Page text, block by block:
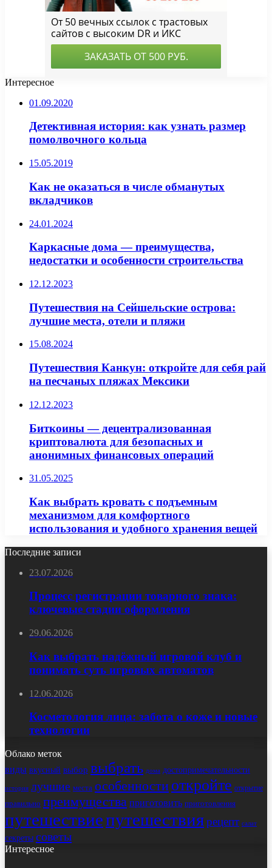
Интересное
01.09.2020
Детективная история: как узнать размер
помолвочного кольца
15.05.2019
Как не оказаться в числе обманутых
вкладчиков
24.01.2024
Каркасные дома — преимущества,
недостатки и особенности строительства
12.12.2023
Путешествия на Сейшельские острова:
лучшие места, отели и пляжи
15.08.2024
Путешествия Канкун: откройте для себя рай
на песчаных пляжах Мексики
12.12.2023
Биткоины — децентрализованная
криптовалюта для безопасных и
анонимных финансовых операций
31.05.2025
Как выбрать кровать с подъемным
механизмом для комфортного
использования и удобного хранения вещей
Последние записи
23.07.2026
Процесс регистрации товарного знака:
ключевые стадии оформления
29.06.2026
Как выбрать надёжный игровой клуб и
понимать суть игровых автоматов
12.06.2026
Косметология лица: забота о коже и новые
технологии
Облако меток
виды вкусный выбор выбрать дома достопримечательности
история лучшие места особенности откройте открытие
правильно преимущества приготовить приготовления
путешествиепутешествиярецепт салат
секреты советы
Интересное